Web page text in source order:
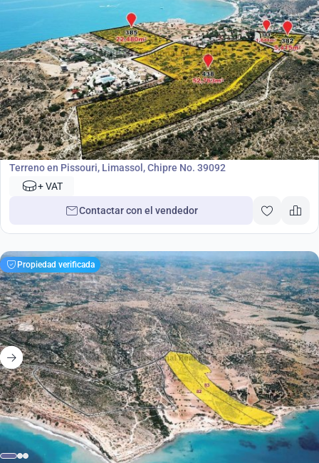
€1 500 000
Terreno
Terreno en Pissouri, Limassol, Chipre No. 39092
+ VAT
Contactar con el vendedor
Propiedad verificada
€22 000 000
Terreno